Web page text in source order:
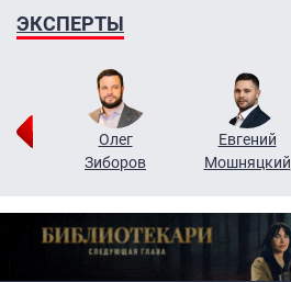
ЭКСПЕРТЫ
Олег
Зиборов
Евгений
Мошняцкий